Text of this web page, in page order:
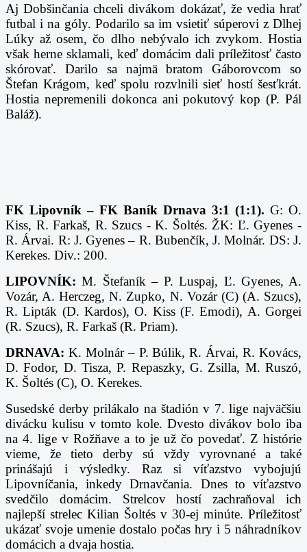
Aj Dobšinčania chceli divákom dokázať, že vedia hrať
futbal i na góly. Podarilo sa im vsietiť súperovi z Dlhej
Lúky až osem, čo dlho nebývalo ich zvykom. Hostia
však herne sklamali, keď domácim dali príležitosť často
skórovať. Darilo sa najmä bratom Gáborovcom so
Štefan Krágom, keď spolu rozvlnili sieť hostí šesťkrát.
Hostia nepremenili dokonca ani pokutový kop (P. Pál
Baláž).
FK Lipovník – FK Baník Drnava 3:1 (1:1). G: O.
Kiss, R. Farkaš, R. Szucs - K. Šoltés. ŽK: Ľ. Gyenes -
R. Árvai. R: J. Gyenes – R. Bubenčík, J. Molnár. DS: J.
Kerekes. Div.: 200.
LIPOVNÍK: M. Štefaník – P. Luspaj, Ľ. Gyenes, A.
Vozár, A. Herczeg, N. Zupko, N. Vozár (C) (A. Szucs),
R. Lipták (D. Kardos), O. Kiss (F. Emodi), A. Gorgei
(R. Szucs), R. Farkaš (R. Priam).
DRNAVA: K. Molnár – P. Búlik, R. Árvai, R. Kovács,
D. Fodor, D. Tisza, P. Repaszky, G. Zsilla, M. Ruszó,
K. Šoltés (C), O. Kerekes.
Susedské derby prilákalo na štadión v 7. lige najväčšiu
divácku kulisu v tomto kole. Dvesto divákov bolo iba
na 4. lige v Rožňave a to je už čo povedať. Z histórie
vieme, že tieto derby sú vždy vyrovnané a také
prinášajú i výsledky. Raz si víťazstvo vybojujú
Lipovníčania, inkedy Drnavčania. Dnes to víťazstvo
svedčilo domácim. Strelcov hostí zachraňoval ich
najlepší strelec Kilian Šoltés v 30-ej minúte. Príležitosť
ukázať svoje umenie dostalo počas hry i 5 náhradníkov
domácich a dvaja hostia.